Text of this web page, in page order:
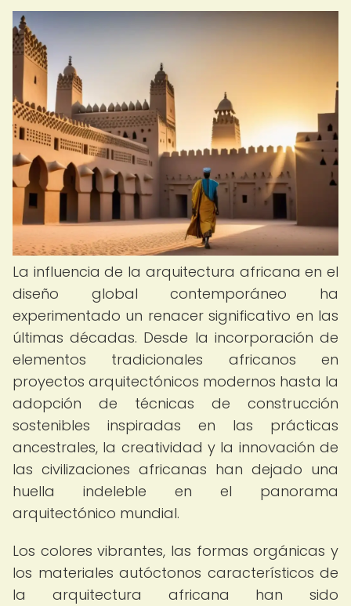
La influencia de la arquitectura africana en el
diseño global contemporáneo ha
experimentado un renacer significativo en las
últimas décadas. Desde la incorporación de
elementos tradicionales africanos en
proyectos arquitectónicos modernos hasta la
adopción de técnicas de construcción
sostenibles inspiradas en las prácticas
ancestrales, la creatividad y la innovación de
las civilizaciones africanas han dejado una
huella indeleble en el panorama
arquitectónico mundial.
Los colores vibrantes, las formas orgánicas y
los materiales autóctonos característicos de
la arquitectura africana han sido